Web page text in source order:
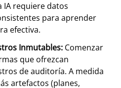
IA requiere datos
para aprender
efectiva.
Inmutables: Comenzar
que ofrezcan
de auditoría. A medida
artefactos (planes,